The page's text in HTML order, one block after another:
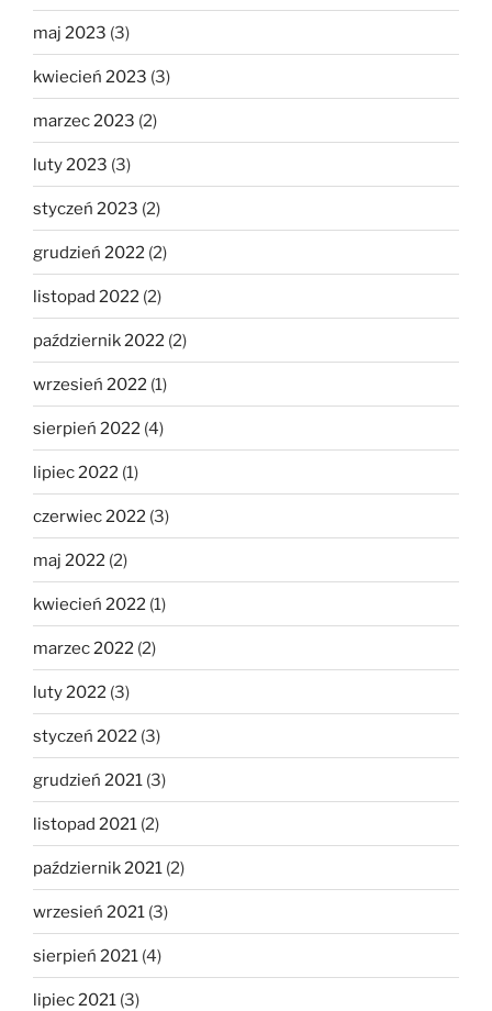
maj 2023 (3)
kwiecień 2023 (3)
marzec 2023 (2)
luty 2023 (3)
styczeń 2023 (2)
grudzień 2022 (2)
listopad 2022 (2)
październik 2022 (2)
wrzesień 2022 (1)
sierpień 2022 (4)
lipiec 2022 (1)
czerwiec 2022 (3)
maj 2022 (2)
kwiecień 2022 (1)
marzec 2022 (2)
luty 2022 (3)
styczeń 2022 (3)
grudzień 2021 (3)
listopad 2021 (2)
październik 2021 (2)
wrzesień 2021 (3)
sierpień 2021 (4)
lipiec 2021 (3)